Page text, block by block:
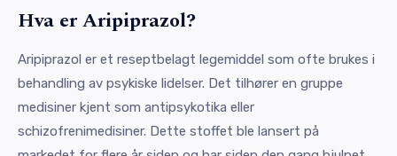
Hva er Aripiprazol?
Aripiprazol er et reseptbelagt legemiddel som ofte brukes i
behandling av psykiske lidelser. Det tilhører en gruppe
medisiner kjent som antipsykotika eller
schizofrenimedisiner. Dette stoffet ble lansert på